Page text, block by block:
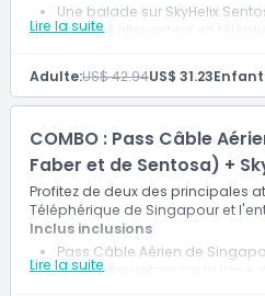
Lire la suite
Une balade sur SkyHelix
Un trajet aller-retour en
Adulte:US$ 42.94US$ 31.23
COMBO : Pass Câble
Faber et de Sentosa) +
Profitez de deux des principales
Téléphérique de Singapour et
Lire la suite
Inclus inclusions
Pass Câble Aérien de
Trajet aller-retour sur la ligne